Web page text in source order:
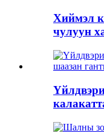
Хиймэл
чулуун